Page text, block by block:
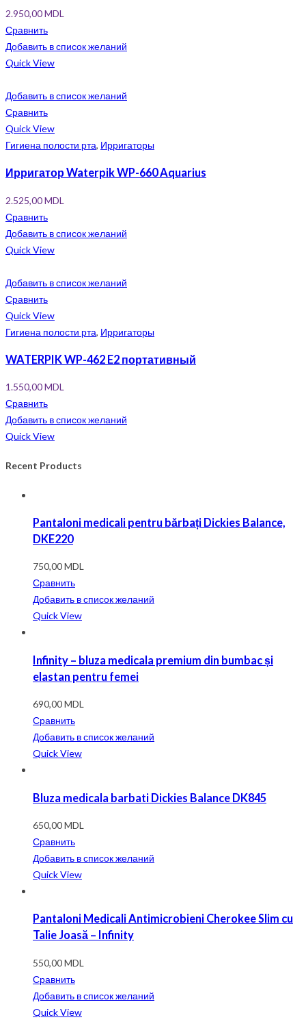
2.950,00MDL
Сравнить
Добавить в список желаний
Quick View
Добавить в список желаний
Сравнить
Quick View
Гигиена полости рта, Ирригаторы
Ирригатор Waterpik WP-660 Aquarius
2.525,00MDL
Сравнить
Добавить в список желаний
Quick View
Добавить в список желаний
Сравнить
Quick View
Гигиена полости рта, Ирригаторы
WATERPIK WP-462 E2 портативный
1.550,00MDL
Сравнить
Добавить в список желаний
Quick View
Recent Products
Pantaloni medicali pentru bărbați Dickies Balance,
DKE220
750,00MDL
Сравнить
Добавить в список желаний
Quick View
Infinity – bluza medicala premium din bumbac și
elastan pentru femei
690,00MDL
Сравнить
Добавить в список желаний
Quick View
Bluza medicala barbati Dickies Balance DK845
650,00MDL
Сравнить
Добавить в список желаний
Quick View
Pantaloni Medicali Antimicrobieni Cherokee Slim cu
Talie Joasă – Infinity
550,00MDL
Сравнить
Добавить в список желаний
Quick View